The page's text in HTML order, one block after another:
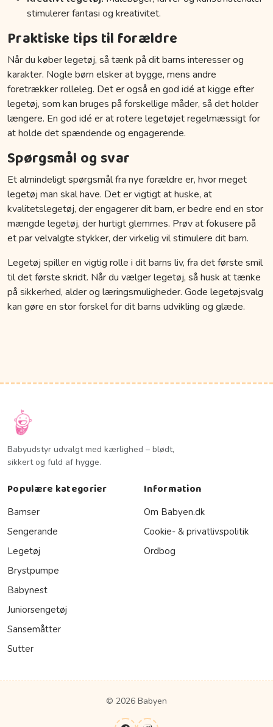
stimulerer fantasi og kreativitet.
Praktiske tips til forældre
Når du køber legetøj, så tænk på dit barns interesser og
karakter. Nogle børn elsker at bygge, mens andre
foretrækker rolleleg. Det er også en god idé at kigge efter
legetøj, som kan bruges på forskellige måder, så det holder
længere. En god idé er at rotere legetøjet regelmæssigt for
at holde det spændende og engagerende.
Spørgsmål og svar
Et almindeligt spørgsmål fra nye forældre er, hvor meget
legetøj man skal have. Det er vigtigt at huske, at
kvalitetslegetøj, der engagerer dit barn, er bedre end en stor
mængde legetøj, der hurtigt glemmes. Prøv at fokusere på
et par velvalgte stykker, der virkelig vil stimulere dit barn.
Legetøj spiller en vigtig rolle i dit barns liv, fra det første smil
til det første skridt. Når du vælger legetøj, så husk at tænke
på sikkerhed, alder og læringsmuligheder. Gode legetøjsvalg
kan gøre en stor forskel for dit barns udvikling og glæde.
Babyudstyr udvalgt med kærlighed – blødt,
sikkert og fuld af hygge.
Populære kategorier
Bamser
Sengerande
Legetøj
Brystpumpe
Babynest
Juniorsengetøj
Sansemåtter
Sutter
Information
Om Babyen.dk
Cookie- & privatlivspolitik
Ordbog
© 2026 Babyen